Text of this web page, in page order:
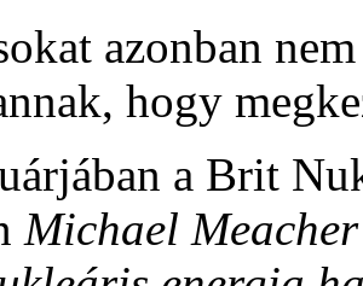
azonban
hogy
a Brit
Michael